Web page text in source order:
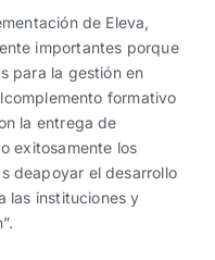
de Eleva,
importantes porque
para la gestión en
formativo
la entrega de
exitosamente los
deapoyar el desarrollo
las instituciones y